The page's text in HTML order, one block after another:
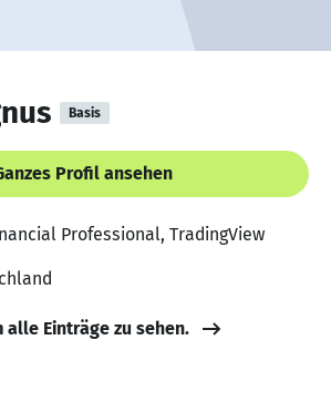
Basis
Profil ansehen
Professional, TradingView
alle Einträge zu sehen.